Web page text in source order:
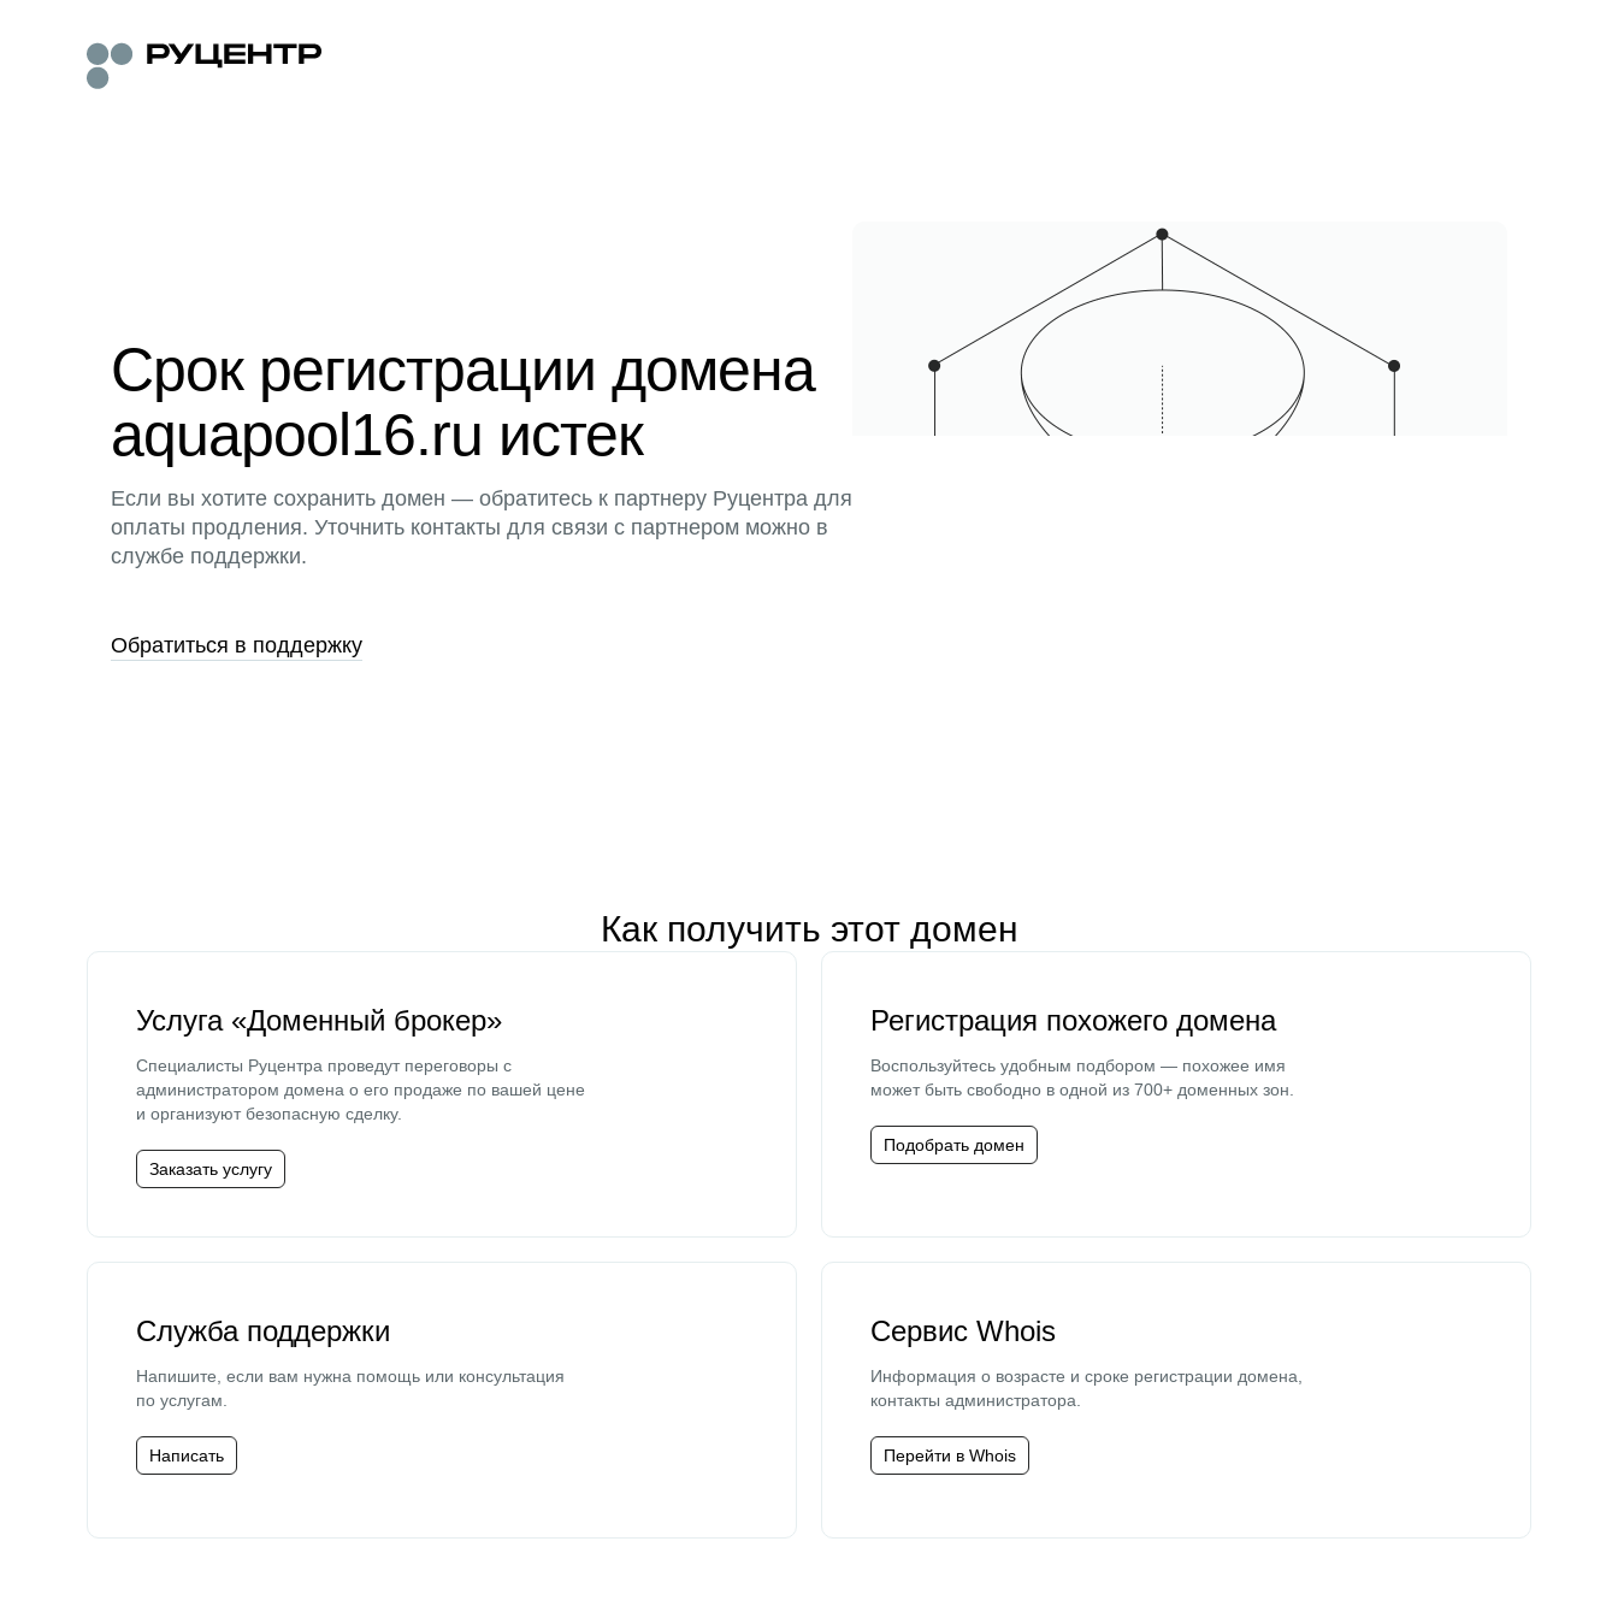
Срок регистрации домена
aquapool16.ru истек
Если вы хотите сохранить домен — обратитесь к партнеру Руцентра для
оплаты продления. Уточнить контакты для связи с партнером можно в
службе поддержки.
Обратиться в поддержку
Как получить этот домен
Услуга «Доменный брокер»
Специалисты Руцентра проведут переговоры с
администратором домена о его продаже по вашей цене
и организуют безопасную сделку.
Заказать услугу
Регистрация похожего домена
Воспользуйтесь удобным подбором — похожее имя
может быть свободно в одной из 700+ доменных зон.
Подобрать домен
Служба поддержки
Напишите, если вам нужна помощь или консультация
по услугам.
Написать
Сервис Whois
Информация о возрасте и сроке регистрации домена,
контакты администратора.
Перейти в Whois